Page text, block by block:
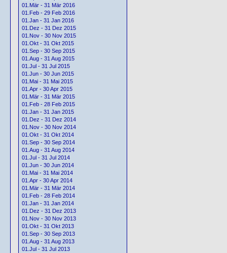
01.Mär - 31 Mär 2016
01.Feb - 29 Feb 2016
01.Jan - 31 Jan 2016
01.Dez - 31 Dez 2015
01.Nov - 30 Nov 2015
01.Okt - 31 Okt 2015
01.Sep - 30 Sep 2015
01.Aug - 31 Aug 2015
01.Jul - 31 Jul 2015
01.Jun - 30 Jun 2015
01.Mai - 31 Mai 2015
01.Apr - 30 Apr 2015
01.Mär - 31 Mär 2015
01.Feb - 28 Feb 2015
01.Jan - 31 Jan 2015
01.Dez - 31 Dez 2014
01.Nov - 30 Nov 2014
01.Okt - 31 Okt 2014
01.Sep - 30 Sep 2014
01.Aug - 31 Aug 2014
01.Jul - 31 Jul 2014
01.Jun - 30 Jun 2014
01.Mai - 31 Mai 2014
01.Apr - 30 Apr 2014
01.Mär - 31 Mär 2014
01.Feb - 28 Feb 2014
01.Jan - 31 Jan 2014
01.Dez - 31 Dez 2013
01.Nov - 30 Nov 2013
01.Okt - 31 Okt 2013
01.Sep - 30 Sep 2013
01.Aug - 31 Aug 2013
01.Jul - 31 Jul 2013